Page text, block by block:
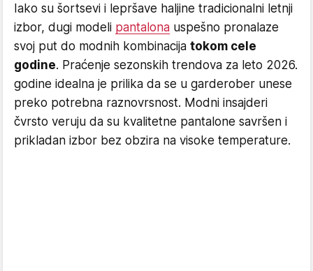
Iako su šortsevi i lepršave haljine tradicionalni letnji
izbor, dugi modeli pantalona uspešno pronalaze
svoj put do modnih kombinacija tokom cele
godine. Praćenje sezonskih trendova za leto 2026.
godine idealna je prilika da se u garderober unese
preko potrebna raznovrsnost. Modni insajderi
čvrsto veruju da su kvalitetne pantalone savršen i
prikladan izbor bez obzira na visoke temperature.